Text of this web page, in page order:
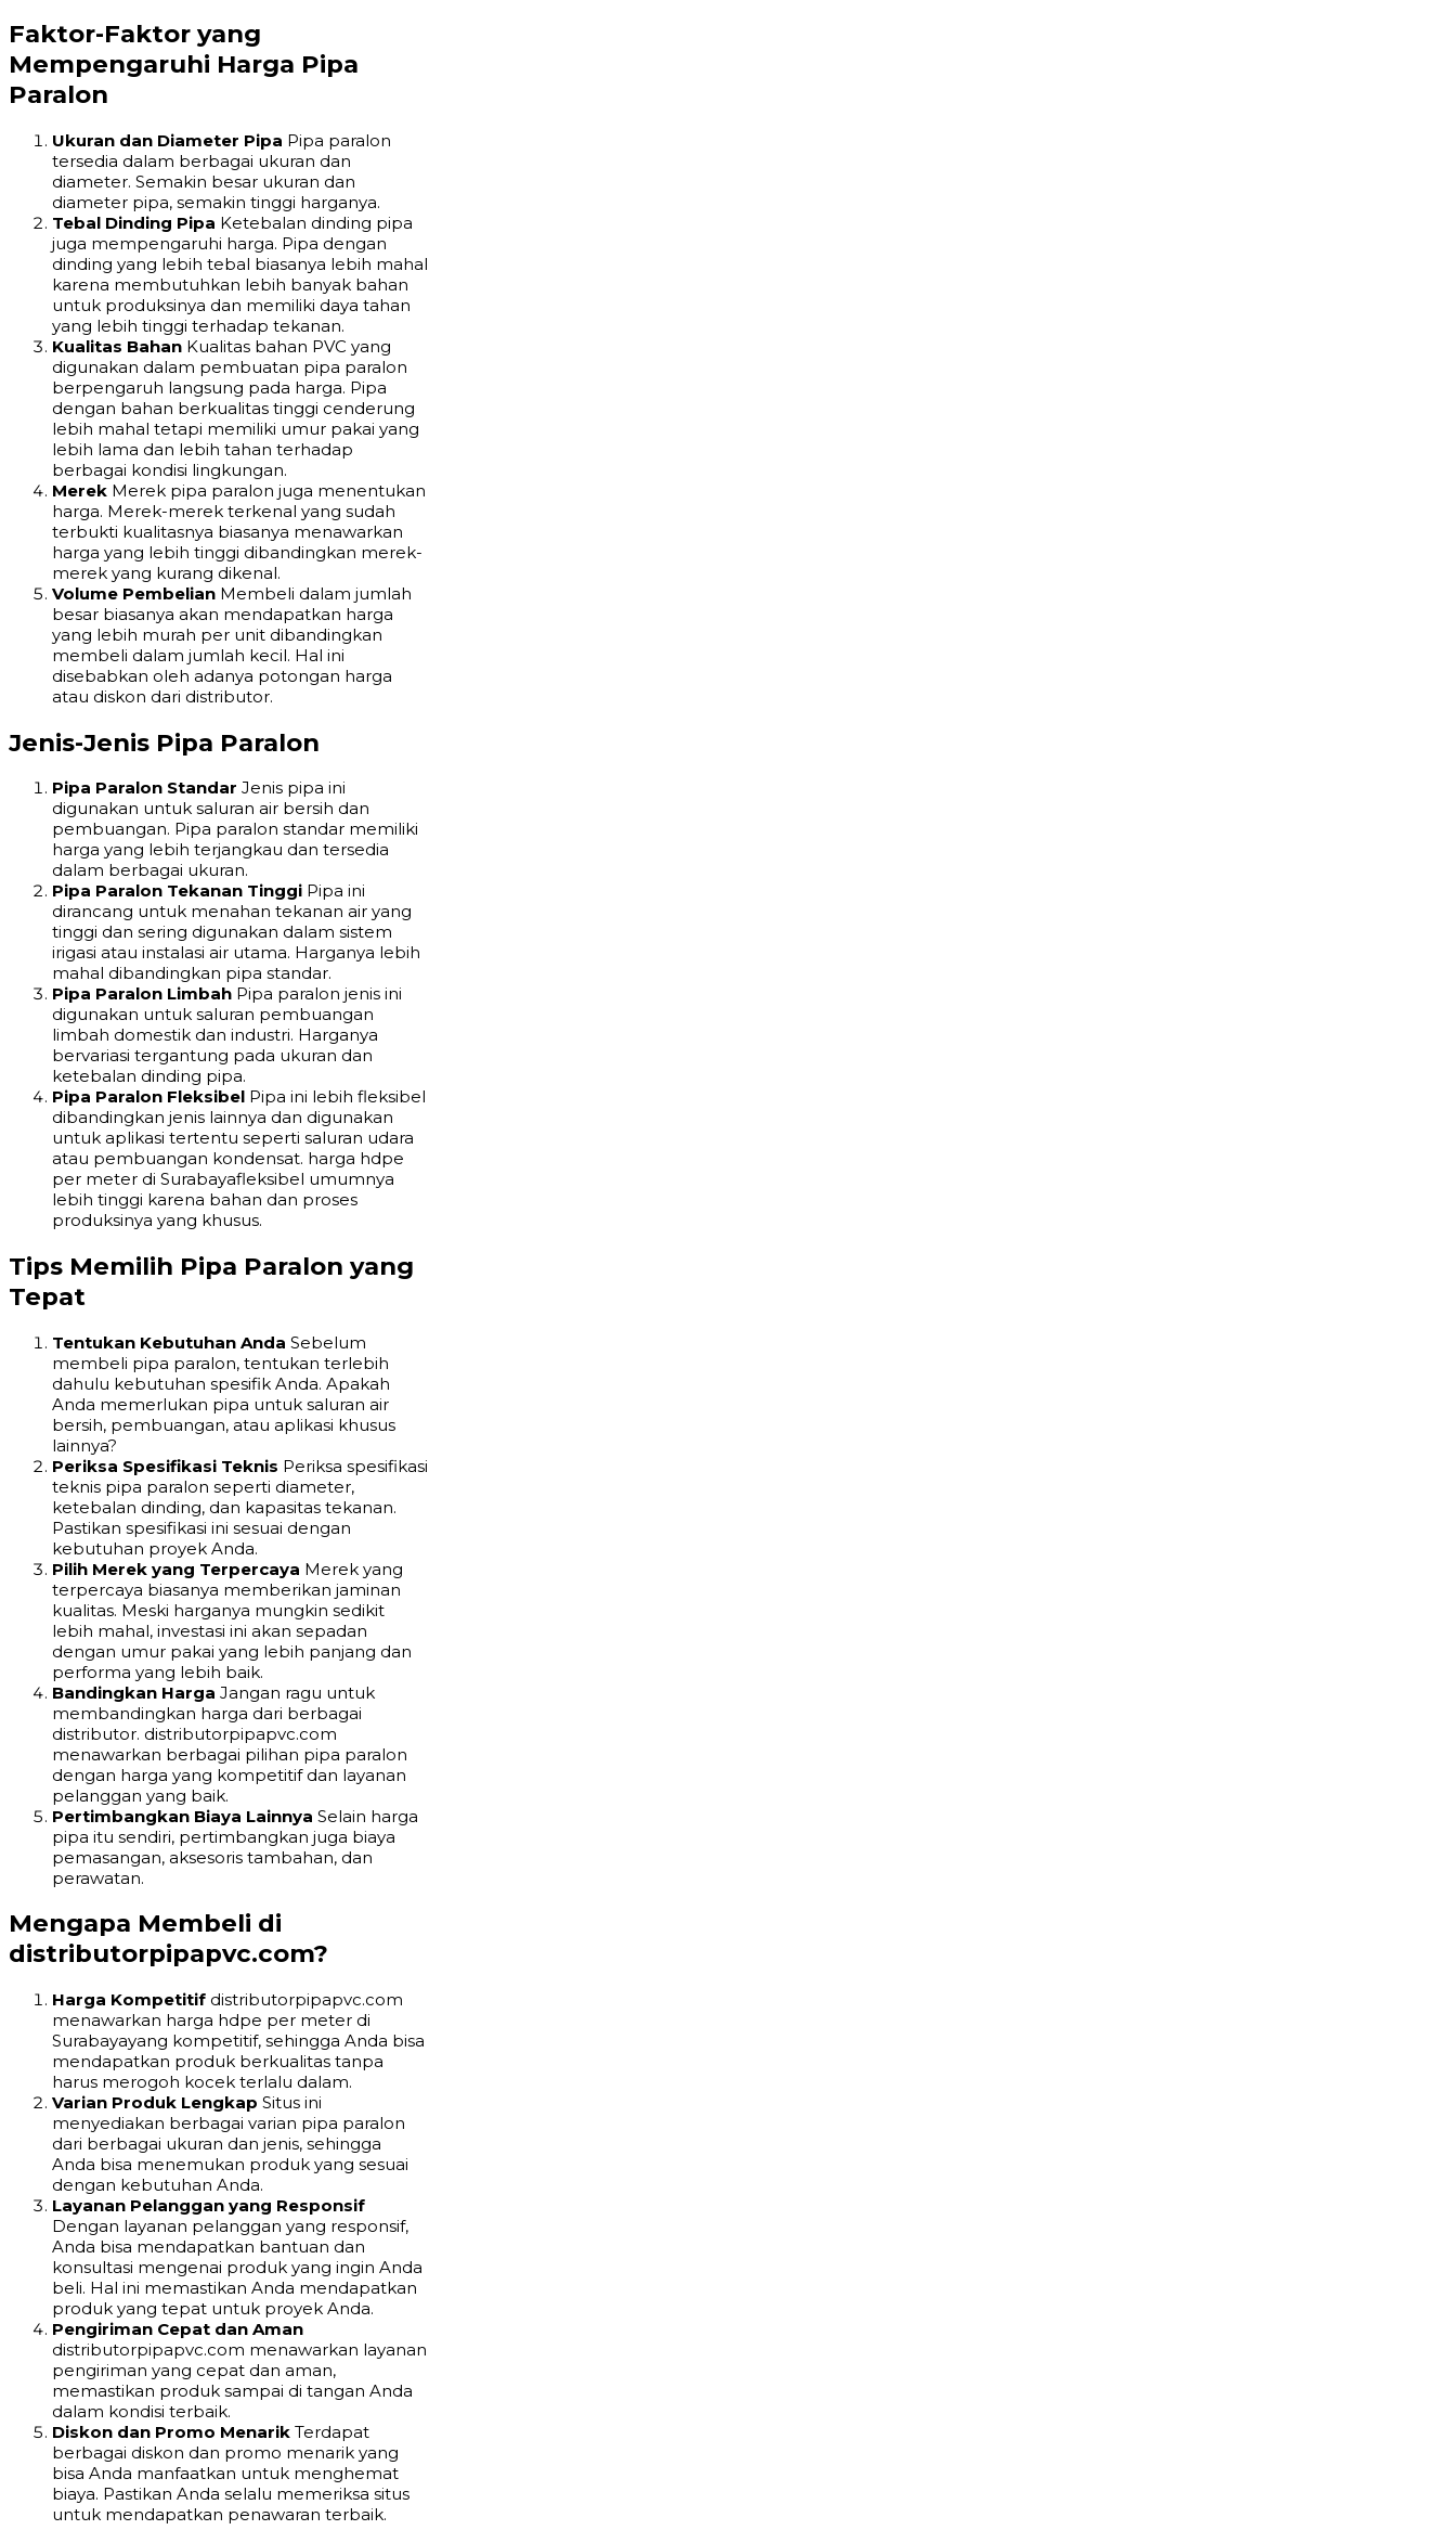
Faktor-Faktor yang
Mempengaruhi Harga Pipa
Paralon
Ukuran dan Diameter Pipa Pipa paralon
tersedia dalam berbagai ukuran dan
diameter. Semakin besar ukuran dan
diameter pipa, semakin tinggi harganya.
Tebal Dinding Pipa Ketebalan dinding pipa
juga mempengaruhi harga. Pipa dengan
dinding yang lebih tebal biasanya lebih mahal
karena membutuhkan lebih banyak bahan
untuk produksinya dan memiliki daya tahan
yang lebih tinggi terhadap tekanan.
Kualitas Bahan Kualitas bahan PVC yang
digunakan dalam pembuatan pipa paralon
berpengaruh langsung pada harga. Pipa
dengan bahan berkualitas tinggi cenderung
lebih mahal tetapi memiliki umur pakai yang
lebih lama dan lebih tahan terhadap
berbagai kondisi lingkungan.
Merek Merek pipa paralon juga menentukan
harga. Merek-merek terkenal yang sudah
terbukti kualitasnya biasanya menawarkan
harga yang lebih tinggi dibandingkan merek-
merek yang kurang dikenal.
Volume Pembelian Membeli dalam jumlah
besar biasanya akan mendapatkan harga
yang lebih murah per unit dibandingkan
membeli dalam jumlah kecil. Hal ini
disebabkan oleh adanya potongan harga
atau diskon dari distributor.
Jenis-Jenis Pipa Paralon
Pipa Paralon Standar Jenis pipa ini
digunakan untuk saluran air bersih dan
pembuangan. Pipa paralon standar memiliki
harga yang lebih terjangkau dan tersedia
dalam berbagai ukuran.
Pipa Paralon Tekanan Tinggi Pipa ini
dirancang untuk menahan tekanan air yang
tinggi dan sering digunakan dalam sistem
irigasi atau instalasi air utama. Harganya lebih
mahal dibandingkan pipa standar.
Pipa Paralon Limbah Pipa paralon jenis ini
digunakan untuk saluran pembuangan
limbah domestik dan industri. Harganya
bervariasi tergantung pada ukuran dan
ketebalan dinding pipa.
Pipa Paralon Fleksibel Pipa ini lebih fleksibel
dibandingkan jenis lainnya dan digunakan
untuk aplikasi tertentu seperti saluran udara
atau pembuangan kondensat. harga hdpe
per meter di Surabayafleksibel umumnya
lebih tinggi karena bahan dan proses
produksinya yang khusus.
Tips Memilih Pipa Paralon yang
Tepat
Tentukan Kebutuhan Anda Sebelum
membeli pipa paralon, tentukan terlebih
dahulu kebutuhan spesifik Anda. Apakah
Anda memerlukan pipa untuk saluran air
bersih, pembuangan, atau aplikasi khusus
lainnya?
Periksa Spesifikasi Teknis Periksa spesifikasi
teknis pipa paralon seperti diameter,
ketebalan dinding, dan kapasitas tekanan.
Pastikan spesifikasi ini sesuai dengan
kebutuhan proyek Anda.
Pilih Merek yang Terpercaya Merek yang
terpercaya biasanya memberikan jaminan
kualitas. Meski harganya mungkin sedikit
lebih mahal, investasi ini akan sepadan
dengan umur pakai yang lebih panjang dan
performa yang lebih baik.
Bandingkan Harga Jangan ragu untuk
membandingkan harga dari berbagai
distributor. distributorpipapvc.com
menawarkan berbagai pilihan pipa paralon
dengan harga yang kompetitif dan layanan
pelanggan yang baik.
Pertimbangkan Biaya Lainnya Selain harga
pipa itu sendiri, pertimbangkan juga biaya
pemasangan, aksesoris tambahan, dan
perawatan.
Mengapa Membeli di
distributorpipapvc.com?
Harga Kompetitif distributorpipapvc.com
menawarkan harga hdpe per meter di
Surabayayang kompetitif, sehingga Anda bisa
mendapatkan produk berkualitas tanpa
harus merogoh kocek terlalu dalam.
Varian Produk Lengkap Situs ini
menyediakan berbagai varian pipa paralon
dari berbagai ukuran dan jenis, sehingga
Anda bisa menemukan produk yang sesuai
dengan kebutuhan Anda.
Layanan Pelanggan yang Responsif
Dengan layanan pelanggan yang responsif,
Anda bisa mendapatkan bantuan dan
konsultasi mengenai produk yang ingin Anda
beli. Hal ini memastikan Anda mendapatkan
produk yang tepat untuk proyek Anda.
Pengiriman Cepat dan Aman
distributorpipapvc.com menawarkan layanan
pengiriman yang cepat dan aman,
memastikan produk sampai di tangan Anda
dalam kondisi terbaik.
Diskon dan Promo Menarik Terdapat
berbagai diskon dan promo menarik yang
bisa Anda manfaatkan untuk menghemat
biaya. Pastikan Anda selalu memeriksa situs
untuk mendapatkan penawaran terbaik.